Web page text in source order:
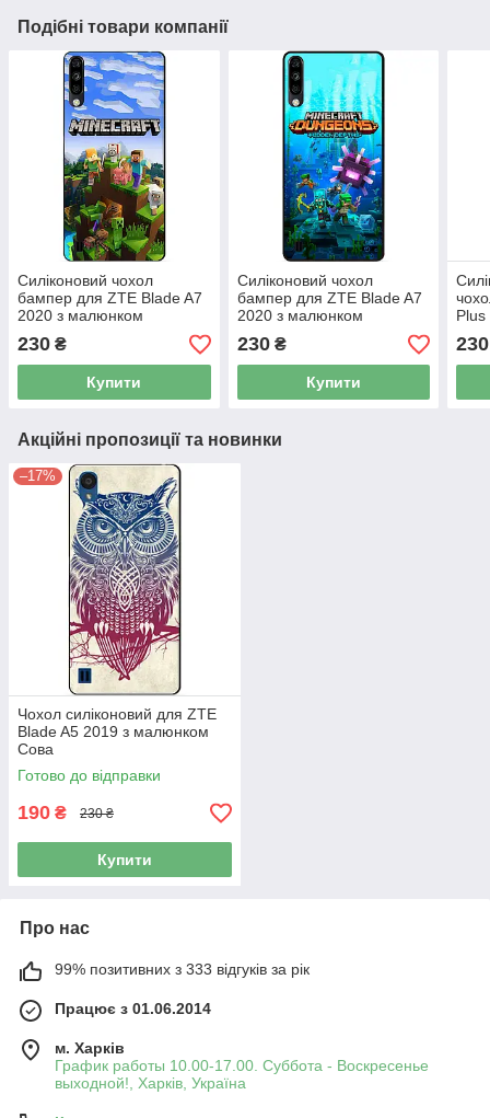
Подібні товари компанії
Силіконовий чохол
бампер для ZTE Blade A7
2020 з малюнком
230 ₴
Купити
Силіконовий чохол
бампер для ZTE Blade A7
2020 з малюнком
230₴
Купити
230
Акційні пропозиції та новинки
–17%
Чохол силіконовий для ZTE
Blade A5 2019 з малюнком
Сова
Готово до відправки
190 ₴ 230 ₴
Купити
Про нас
99% позитивних з 333 відгуків за рік
Працює з 01.06.2014
м. Харків
График работы 10.00-17.00. Суббота - Воскресенье
выходной!, Харків, Україна